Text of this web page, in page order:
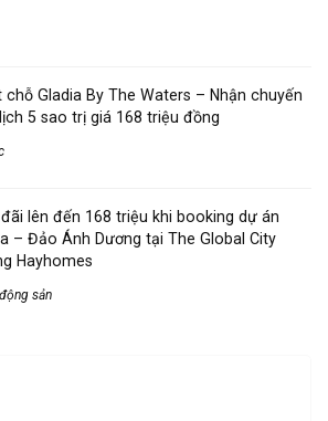
chỗ Gladia By The Waters – Nhận chuyến
5 sao trị giá 168 triệu đồng
lên đến 168 triệu khi booking dự án
– Đảo Ánh Dương tại The Global City
Hayhomes
sản